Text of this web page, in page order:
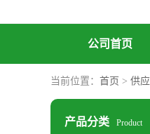
公司首页
当前位置： 首页 > 供
产品分类 Product